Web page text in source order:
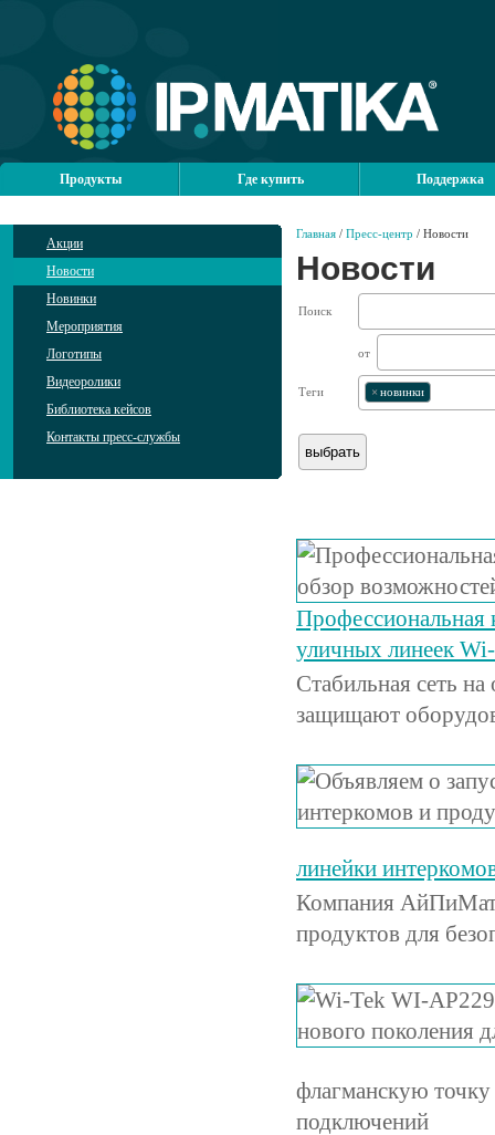
Продукты Где купить Поддержка
Акции
Новости
Новинки
Мероприятия
Логотипы
Видеоролики
Библиотека кейсов
Контакты пресс-службы
Главная / Пресс-центр / Новости
Новости
Поиск
от
Теги × новинки
Профессиональная
уличных линеек
Стабильная сеть
защищают
линейки
Компания
продуктов для
флагманскую
подключений